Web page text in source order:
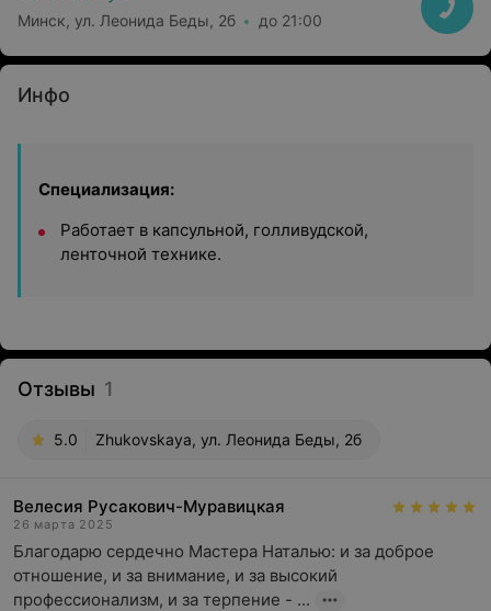
Минск, ул. Леонида Беды, 2б до 21:00
Инфо
Специализация:
Работает в капсульной, голливудской,
ленточной технике.
Отзывы 1
5.0 Zhukovskaya, ул. Леонида Беды, 2б
Велесия Русакович-Муравицкая
26 марта 2025
Благодарю сердечно Мастера Наталью: и за доброе
отношение, и за внимание, и за высокий
профессионализм, и за терпение - ...